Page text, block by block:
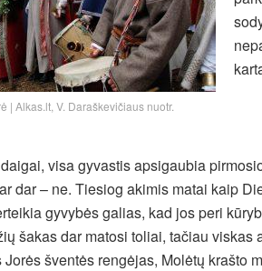
| Alkas.lt, V. Daraškevičiaus nuotr.
visa gyvastis apsigaubia
dar – ne. Tiesiog akimis matai kaip
gyvybės galias, kad jos peri
šakas dar matosi toliai, tačiau
Jorės šventės rengėjas, Molėtų krašto